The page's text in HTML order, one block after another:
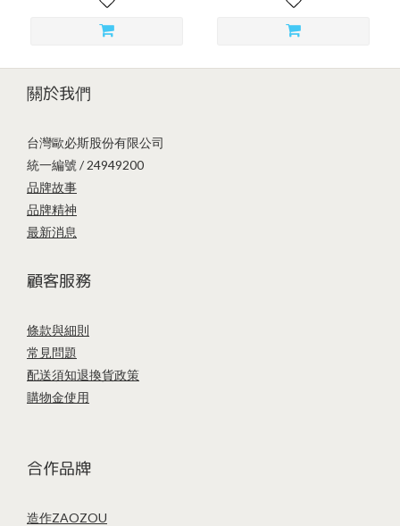
關於我們
台灣歐必斯股份有限公司
統一編號 / 24949200
品牌故事
品牌精神
最新消息
顧客服務
條款與細則
常見問題
配送須知退換貨政策
購物金使用
合作品牌
造作ZAOZOU